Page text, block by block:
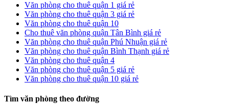
Văn phòng cho thuê quận 1 giá rẻ
Văn phòng cho thuê quận 3 giá rẻ
Văn phòng cho thuê quận 10
Cho thuê văn phòng quận Tân Bình giá rẻ
Văn phòng cho thuê quận Phú Nhuận giá rẻ
Văn phòng cho thuê quận Bình Thạnh giá rẻ
Văn phòng cho thuê quận 4
Văn phòng cho thuê quận 5 giá rẻ
Văn phòng cho thuê quận 10 giá rẻ
Tìm văn phòng theo đường